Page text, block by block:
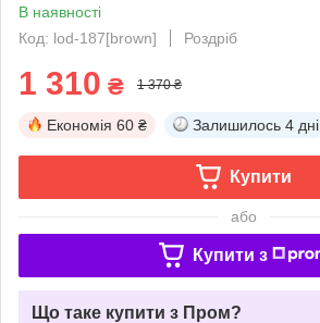
В наявності
Код: lod-187[brown]
Роздріб
1 310 ₴ 1 370 ₴
Економія 60 ₴ Залишилось 4 дні
Купити
або
Купити з
Що таке купити з Пром?